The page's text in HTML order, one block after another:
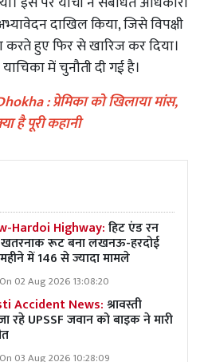
दाखिल किया, जिसे विपक्षी
हुए फिर से खारिज कर दिया।
में चुनौती दी गई है।
: प्रेमिका को खिलाया मांस,
है पूरी कहानी
Hardoi Highway:हिट एंड रन
रूट बना लखनऊ-हरदोई
में 146 से ज्यादा मामले
02 Aug 2026 13:08:20
Accident News:श्रावस्ती
रहे UPSSF जवान को बाइक ने मारी
03 Aug 2026 10:28:09